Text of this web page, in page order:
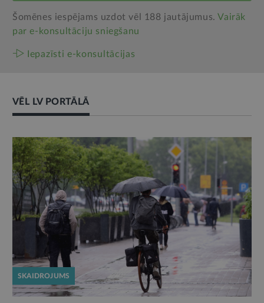
Šomēnes iespējams uzdot vēl 188 jautājumus.Vairāk
par e‑konsultāciju sniegšanu
Iepazīsti e-konsultācijas
VĒL LV PORTĀLĀ
SKAIDROJUMS